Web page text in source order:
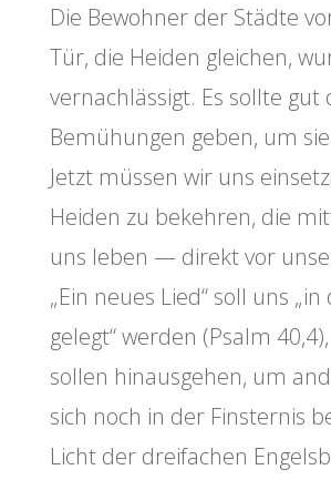
Die Bewohner der Städte
Tür, die Heiden gleichen,
vernachlässigt. Es sollte gut
Bemühungen geben, um
Jetzt müssen wir uns
Heiden zu bekehren, die
uns leben — direkt vor
„Ein neues Lied“ soll uns
gelegt“ werden (Psalm
sollen hinausgehen, um
sich noch in der Finsternis
Licht der dreifachen